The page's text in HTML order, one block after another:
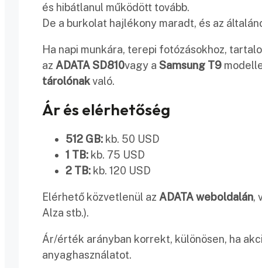
és hibátlanul működött tovább.
De a burkolat hajlékony maradt, és az
Ha napi munkára, terepi fotózásokhoz,
az ADATA SD810vagy a Samsung T9
tárolónakvaló.
Ár és elérhetőség
512 GB: kb. 50 USD
1 TB: kb. 75 USD
2 TB: kb. 120 USD
Elérhető közvetlenül az ADATA weboldalán,
Alza stb.).
Ár/érték arányban korrekt, különösen, ha
anyaghasználatot.